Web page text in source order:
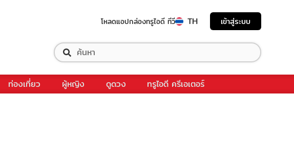
โหลดแอปกล่องทรูไอดี ทีวี TH เข้าสู่ระบบ
ท่องเที่ยว ผู้หญิง ดูดวง ทรูไอดี ครีเอเตอร์